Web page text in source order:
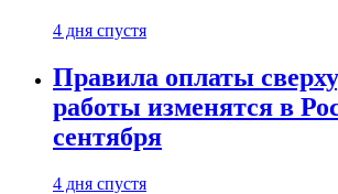
4 дня спустя
Правила оплаты
работы изменятся в
сентября
4 дня спустя